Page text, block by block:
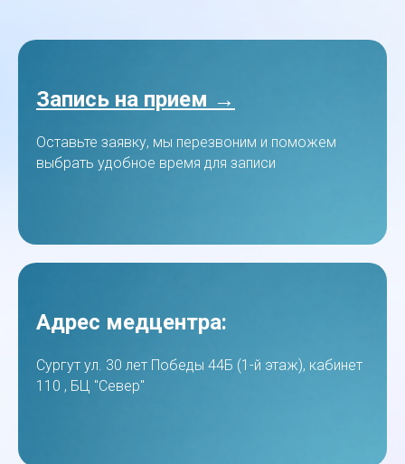
Запись на прием →
Оставьте заявку, мы перезвоним и поможем
выбрать удобное время для записи
Адрес медцентра:
Сургут ул. 30 лет Победы 44Б (1-й этаж), кабинет
110 , БЦ "Север"